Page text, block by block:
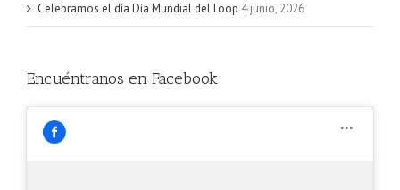
Celebramos el día Día Mundial del Loop 4 junio, 2026
Encuéntranos en Facebook